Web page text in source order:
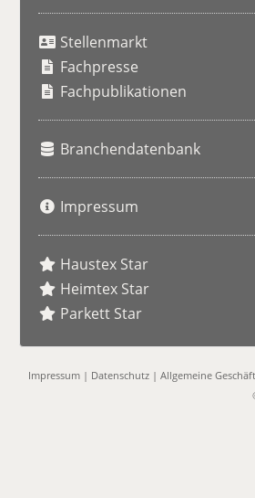
Stellenmarkt
Fachpresse
Fachpublikationen
Branchendatenbank
Impressum
Haustex Star
Heimtex Star
Parkett Star
Impressum | Datenschutz |Allgemeine